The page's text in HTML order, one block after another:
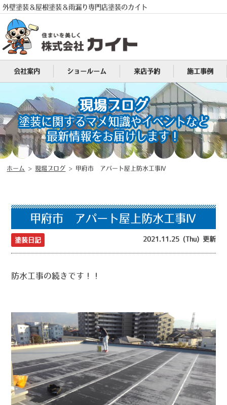
外壁塗装＆屋根塗装＆雨漏り専門店塗装のカイト
電話
会社案内 ショールーム 来店予約 施工事例
現場ブログ
塗装に関するマメ知識やイベントなど
最新情報をお届けします！
ホーム >現場ブログ > 甲府市 アパート屋上防水工事Ⅳ
甲府市 アパート屋上防水工事Ⅳ
塗装日記 2021.11.25 (Thu) 更新
防水工事の続きです！！